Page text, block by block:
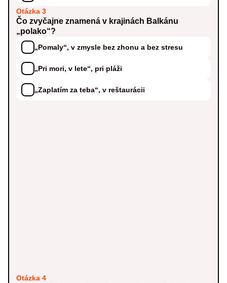
Otázka 3
Čo zvyčajne znamená v krajinách Balkánu
„polako“?
„Pomaly“, v zmysle bez zhonu a bez stresu
„Pri mori, v lete“, pri pláži
„Zaplatím za teba“, v reštaurácii
Otázka 4